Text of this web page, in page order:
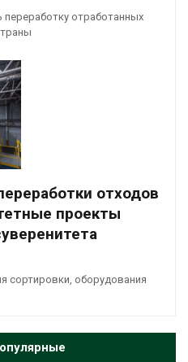
отработанных
отходов
проекты
сортировки, оборудования